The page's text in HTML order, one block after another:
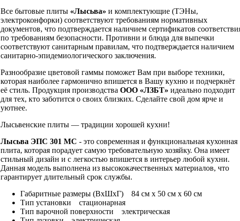
Все бытовые плиты «Лысьва» и комплектующие (ТЭНы,
электроконфорки) соответствуют требованиям нормативных
документов, что подтверждается наличием сертификатов
по требованиям безопасности. Противни и блюда для выпечки
соответствуют санитарным правилам, что подтверждается наличием
санитарно-эпидемиологического заключения.
Разнообразие цветовой гаммы поможет Вам при выборе техники,
которая наиболее гармонично впишется в Вашу кухню и подчеркнёт
её стиль. Продукция производства ООО «ЛЗБТ» идеально подходит
для тех, кто заботится о своих близких. Сделайте свой дом ярче и
уютнее.
Лысьвенские плиты — традиции хорошей кухни!
Лысьва ЭПС 301 МС - это современная и функциональная кухонная
плита, которая порадует самую требовательную хозяйку. Она имеет
стильный дизайн и с легкостью впишется в интерьер любой кухни.
Данная модель выполнена из высококачественных материалов, что
гарантирует длительный срок службы.
Габаритные размеры (ВхШхГ) 84 см х 50 см х 60 см
Тип установки стационарная
Тип варочной поверхности электрическая